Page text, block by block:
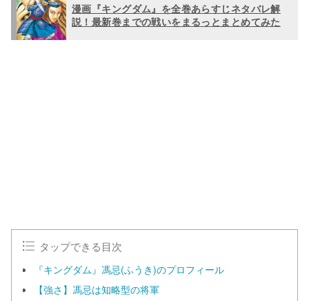
漫画『キングダム』を全巻あらすじネタバレ解
説！最新巻までの戦いをまるっとまとめてみた
タップできる目次
『キングダム』馮忌(ふうき)のプロフィール
【強さ】馮忌は知略型の将軍